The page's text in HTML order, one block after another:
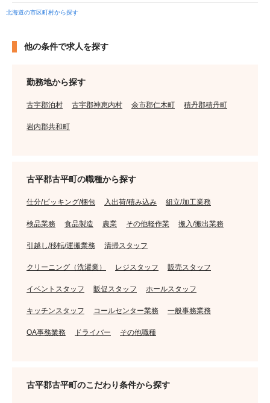
北海道の市区町村から探す
他の条件で求人を探す
勤務地から探す
古宇郡泊村 古宇郡神恵内村 余市郡仁木町 積丹郡積丹町
岩内郡共和町
古平郡古平町の職種から探す
仕分/ピッキング/梱包 入出荷/積み込み 組立/加工業務
検品業務 食品製造 農業 その他軽作業 搬入/搬出業務
引越し/移転/運搬業務 清掃スタッフ
クリーニング（洗濯業） レジスタッフ 販売スタッフ
イベントスタッフ 販促スタッフ ホールスタッフ
キッチンスタッフ コールセンター業務 一般事務業務
OA事務業務 ドライバー その他職種
古平郡古平町のこだわり条件から探す